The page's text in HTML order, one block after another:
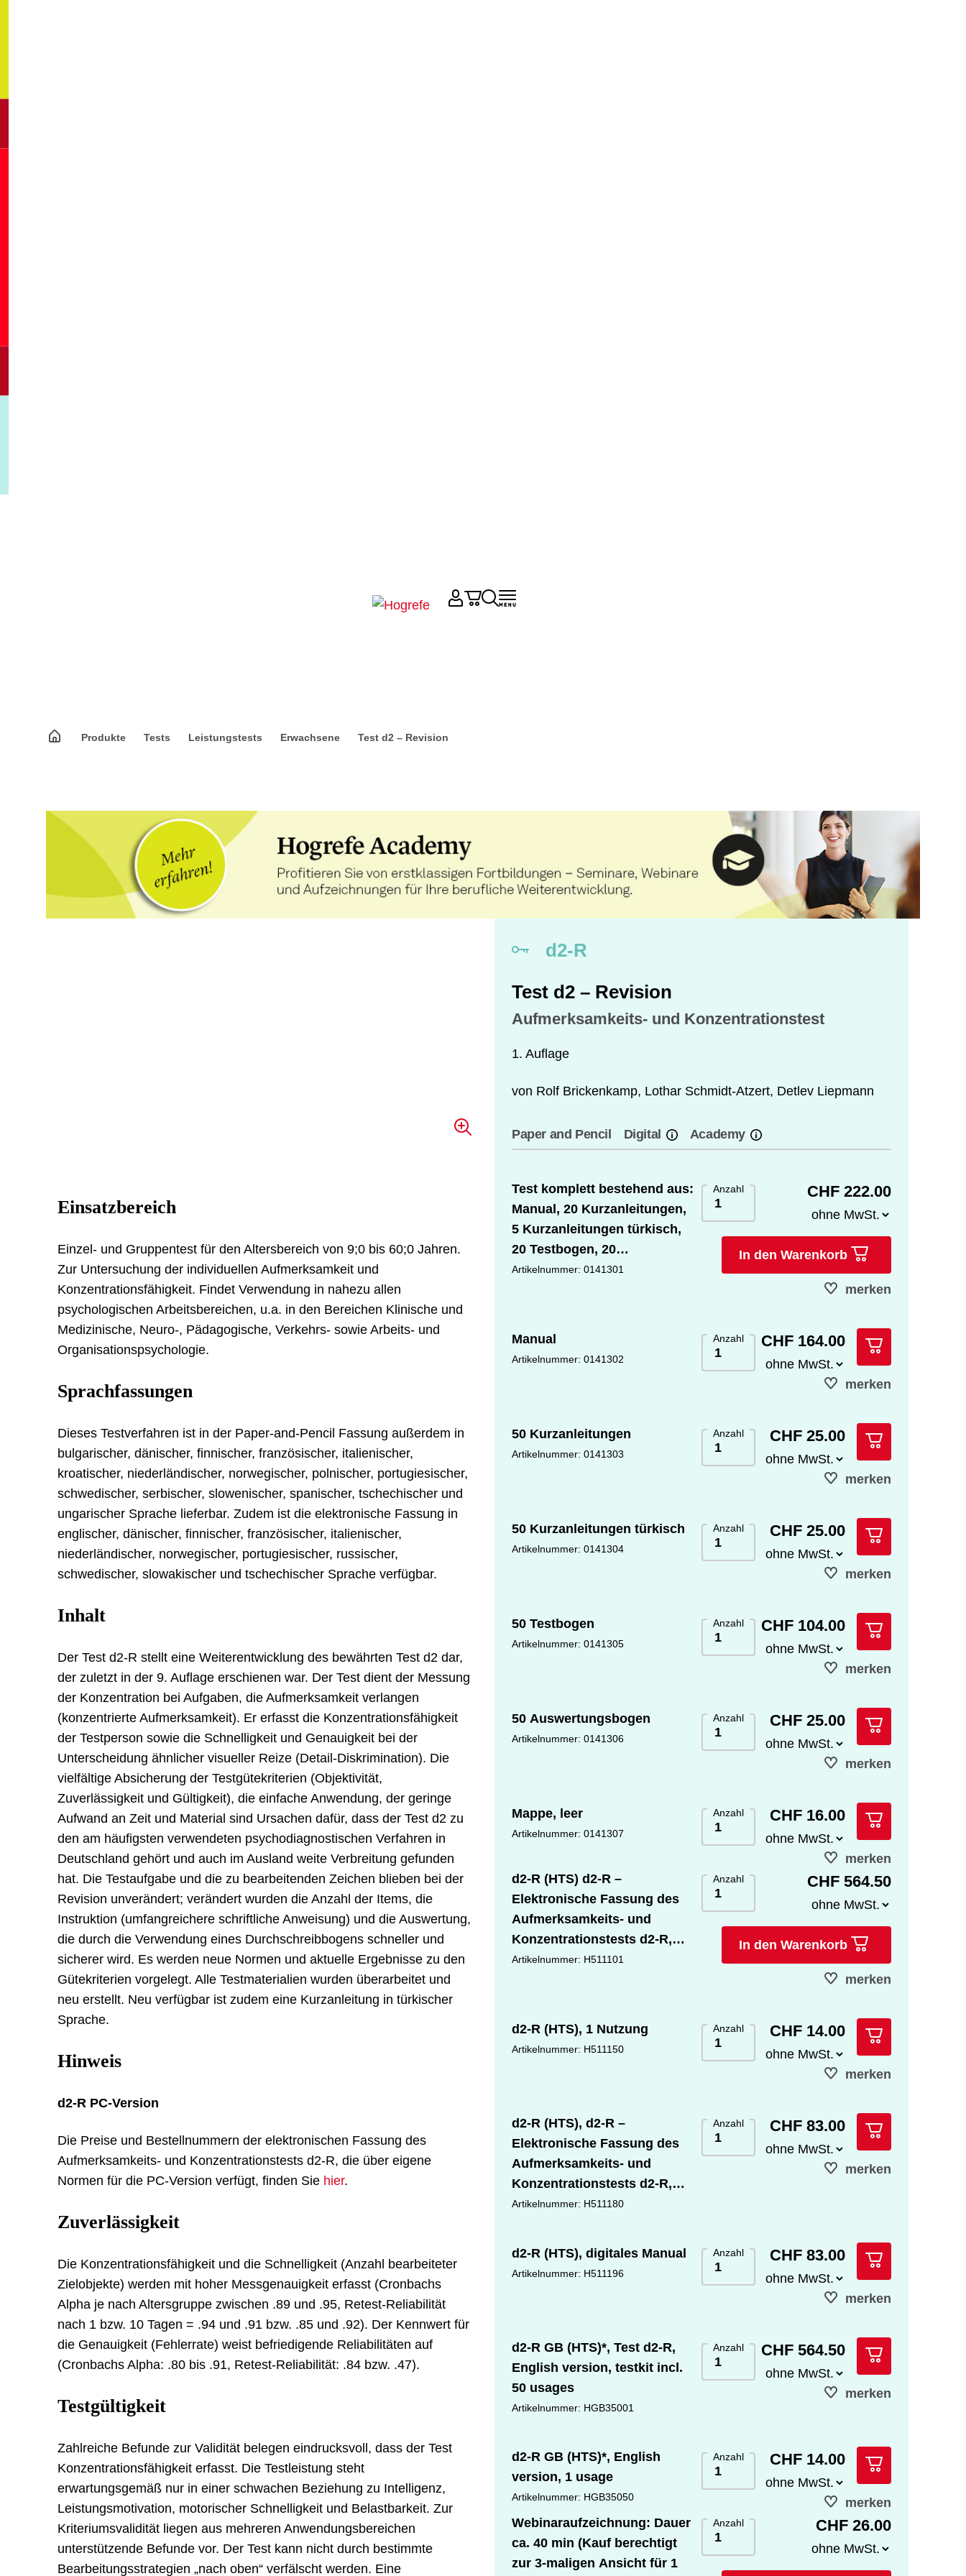
Produkte Tests Leistungstests Erwachsene Test d2 – Revision
d2-R
Test d2 – Revision
Aufmerksamkeits- und Konzentrationstest
1. Auflage
von Rolf Brickenkamp, Lothar Schmidt-Atzert, Detlev Liepmann
Paper and Pencil Digital Academy
Test komplett bestehend aus:
Manual, 20 Kurzanleitungen,
5 Kurzanleitungen türkisch,
20 Testbogen, 20
Auswertungsbogen und
Artikelnummer: 0141301
Anzahl CHF 222.00
In den Warenkorb
merken
Manual
Artikelnummer: 0141302
Anzahl CHF 164.00
merken
50 Kurzanleitungen
Artikelnummer: 0141303
Anzahl CHF 25.00
merken
50 Kurzanleitungen türkisch
Artikelnummer: 0141304
Anzahl CHF 25.00
merken
50 Testbogen
Artikelnummer: 0141305
Anzahl CHF 104.00
merken
50 Auswertungsbogen
Artikelnummer: 0141306
Anzahl CHF 25.00
merken
Mappe, leer
Artikelnummer: 0141307
Anzahl CHF 16.00
merken
d2-R (HTS) d2-R –
Elektronische Fassung des
Aufmerksamkeits- und
Konzentrationstests d2-R,
Testkit inkl. 50 Nutzungen
Artikelnummer: H511101
Anzahl CHF 564.50
In den Warenkorb
merken
d2-R (HTS), 1 Nutzung
Artikelnummer: H511150
Anzahl CHF 14.00
merken
d2-R (HTS), d2-R –
Elektronische Fassung des
Aufmerksamkeits- und
Konzentrationstests d2-R,
Manual (Printversion)
Artikelnummer: H511180
Anzahl CHF 83.00
merken
d2-R (HTS), digitales Manual
Artikelnummer: H511196
Anzahl CHF 83.00
merken
d2-R GB (HTS)*, Test d2-R,
English version, testkit incl.
50 usages
Artikelnummer: HGB35001
Anzahl CHF 564.50
merken
d2-R GB (HTS)*, English
version, 1 usage
Artikelnummer: HGB35050
Anzahl CHF 14.00
merken
Webinaraufzeichnung: Dauer
ca. 40 min (Kauf berechtigt
zur 3-maligen Ansicht für 1
Anzahl CHF 26.00
Einsatzbereich
Einzel- und Gruppentest für den Altersbereich von 9;0 bis 60;0 Jahren.
Zur Untersuchung der individuellen Aufmerksamkeit und
Konzentrationsfähigkeit. Findet Verwendung in nahezu allen
psychologischen Arbeitsbereichen, u.a. in den Bereichen Klinische und
Medizinische, Neuro-, Pädagogische, Verkehrs- sowie Arbeits- und
Organisationspsychologie.
Sprachfassungen
Dieses Testverfahren ist in der Paper-and-Pencil Fassung außerdem in
bulgarischer, dänischer, finnischer, französischer, italienischer,
kroatischer, niederländischer, norwegischer, polnischer, portugiesischer,
schwedischer, serbischer, slowenischer, spanischer, tschechischer und
ungarischer Sprache lieferbar. Zudem ist die elektronische Fassung in
englischer, dänischer, finnischer, französischer, italienischer,
niederländischer, norwegischer, portugiesischer, russischer,
schwedischer, slowakischer und tschechischer Sprache verfügbar.
Inhalt
Der Test d2-R stellt eine Weiterentwicklung des bewährten Test d2 dar,
der zuletzt in der 9. Auflage erschienen war. Der Test dient der Messung
der Konzentration bei Aufgaben, die Aufmerksamkeit verlangen
(konzentrierte Aufmerksamkeit). Er erfasst die Konzentrationsfähigkeit
der Testperson sowie die Schnelligkeit und Genauigkeit bei der
Unterscheidung ähnlicher visueller Reize (Detail-Diskrimination). Die
vielfältige Absicherung der Testgütekriterien (Objektivität,
Zuverlässigkeit und Gültigkeit), die einfache Anwendung, der geringe
Aufwand an Zeit und Material sind Ursachen dafür, dass der Test d2 zu
den am häufigsten verwendeten psychodiagnostischen Verfahren in
Deutschland gehört und auch im Ausland weite Verbreitung gefunden
hat. Die Testaufgabe und die zu bearbeitenden Zeichen blieben bei der
Revision unverändert; verändert wurden die Anzahl der Items, die
Instruktion (umfangreichere schriftliche Anweisung) und die Auswertung,
die durch die Verwendung eines Durchschreibbogens schneller und
sicherer wird. Es werden neue Normen und aktuelle Ergebnisse zu den
Gütekriterien vorgelegt. Alle Testmaterialien wurden überarbeitet und
neu erstellt. Neu verfügbar ist zudem eine Kurzanleitung in türkischer
Sprache.
Hinweis
d2-R PC-Version
Die Preise und Bestellnummern der elektronischen Fassung des
Aufmerksamkeits- und Konzentrationstests d2-R, die über eigene
Normen für die PC-Version verfügt, finden Sie hier.
Zuverlässigkeit
Die Konzentrationsfähigkeit und die Schnelligkeit (Anzahl bearbeiteter
Zielobjekte) werden mit hoher Messgenauigkeit erfasst (Cronbachs
Alpha je nach Altersgruppe zwischen .89 und .95, Retest-Reliabilität
nach 1 bzw. 10 Tagen = .94 und .91 bzw. .85 und .92). Der Kennwert für
die Genauigkeit (Fehlerrate) weist befriedigende Reliabilitäten auf
(Cronbachs Alpha: .80 bis .91, Retest-Reliabilität: .84 bzw. .47).
Testgültigkeit
Zahlreiche Befunde zur Validität belegen eindrucksvoll, dass der Test
Konzentrationsfähigkeit erfasst. Die Testleistung steht
erwartungsgemäß nur in einer schwachen Beziehung zu Intelligenz,
Leistungsmotivation, motorischer Schnelligkeit und Belastbarkeit. Zur
Kriteriumsvalidität liegen aus mehreren Anwendungsbereichen
unterstützende Befunde vor. Der Test kann nicht durch bestimmte
Bearbeitungsstrategien „nach oben“ verfälscht werden. Eine